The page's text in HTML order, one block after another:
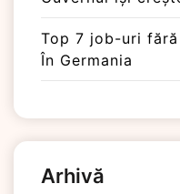
Top 7 job-uri
În Germania
Arhivă